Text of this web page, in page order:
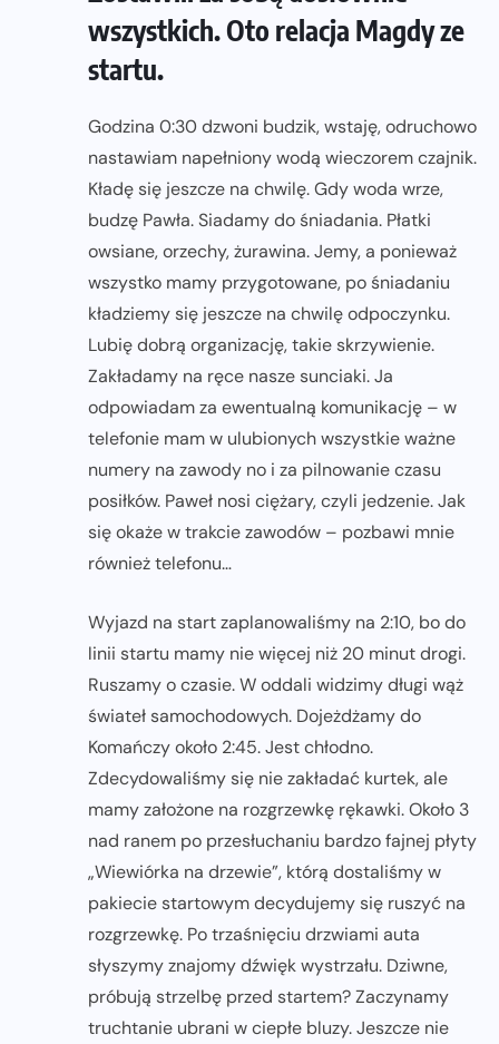
wszystkich. Oto relacja Magdy ze
startu.
Godzina 0:30 dzwoni budzik, wstaję, odruchowo
nastawiam napełniony wodą wieczorem czajnik.
Kładę się jeszcze na chwilę. Gdy woda wrze,
budzę Pawła. Siadamy do śniadania. Płatki
owsiane, orzechy, żurawina. Jemy, a ponieważ
wszystko mamy przygotowane, po śniadaniu
kładziemy się jeszcze na chwilę odpoczynku.
Lubię dobrą organizację, takie skrzywienie.
Zakładamy na ręce nasze sunciaki. Ja
odpowiadam za ewentualną komunikację – w
telefonie mam w ulubionych wszystkie ważne
numery na zawody no i za pilnowanie czasu
posiłków. Paweł nosi ciężary, czyli jedzenie. Jak
się okaże w trakcie zawodów – pozbawi mnie
również telefonu…
Wyjazd na start zaplanowaliśmy na 2:10, bo do
linii startu mamy nie więcej niż 20 minut drogi.
Ruszamy o czasie. W oddali widzimy długi wąż
świateł samochodowych. Dojeżdżamy do
Komańczy około 2:45. Jest chłodno.
Zdecydowaliśmy się nie zakładać kurtek, ale
mamy założone na rozgrzewkę rękawki. Około 3
nad ranem po przesłuchaniu bardzo fajnej płyty
„Wiewiórka na drzewie”, którą dostaliśmy w
pakiecie startowym decydujemy się ruszyć na
rozgrzewkę. Po trzaśnięciu drzwiami auta
słyszymy znajomy dźwięk wystrzału. Dziwne,
próbują strzelbę przed startem? Zaczynamy
truchtanie ubrani w ciepłe bluzy. Jeszcze nie